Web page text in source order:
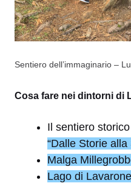
Sentiero dell’immaginario –
Cosa fare nei dintorni di
Il sentiero
“Dalle Storie alla
Malga
Lago di Lavarone